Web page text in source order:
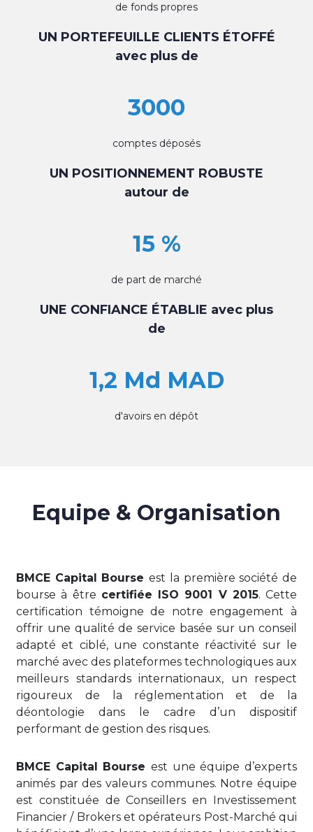
de fonds propres
UN PORTEFEUILLE CLIENTS ÉTOFFÉ
avec plus de
3000
comptes déposés
UN POSITIONNEMENT ROBUSTE
autour de
15 %
de part de marché
UNE CONFIANCE ÉTABLIE avec plus
de
1,2 Md MAD
d'avoirs en dépôt
Equipe & Organisation
BMCE Capital Bourseest la première société de
bourse à être certifiée ISO 9001 V 2015. Cette
certification témoigne de notre engagement à
offrir une qualité de service basée sur un conseil
adapté et ciblé, une constante réactivité sur le
marché avec des plateformes technologiques aux
meilleurs standards internationaux, un respect
rigoureux de la réglementation et de la
déontologie dans le cadre d’un dispositif
performant de gestion des risques.
BMCE Capital Bourse est une équipe d’experts
animés par des valeurs communes. Notre équipe
est constituée de Conseillers en Investissement
Financier / Brokers et opérateurs Post-Marché qui